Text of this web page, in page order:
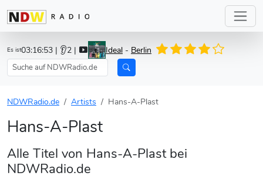
Es ist03:16:53 | 👂2 | Ideal - Berlin
NDWRadio.de Artists Hans-A-Plast
Hans-A-Plast
Alle Titel von Hans-A-Plast bei
NDWRadio.de